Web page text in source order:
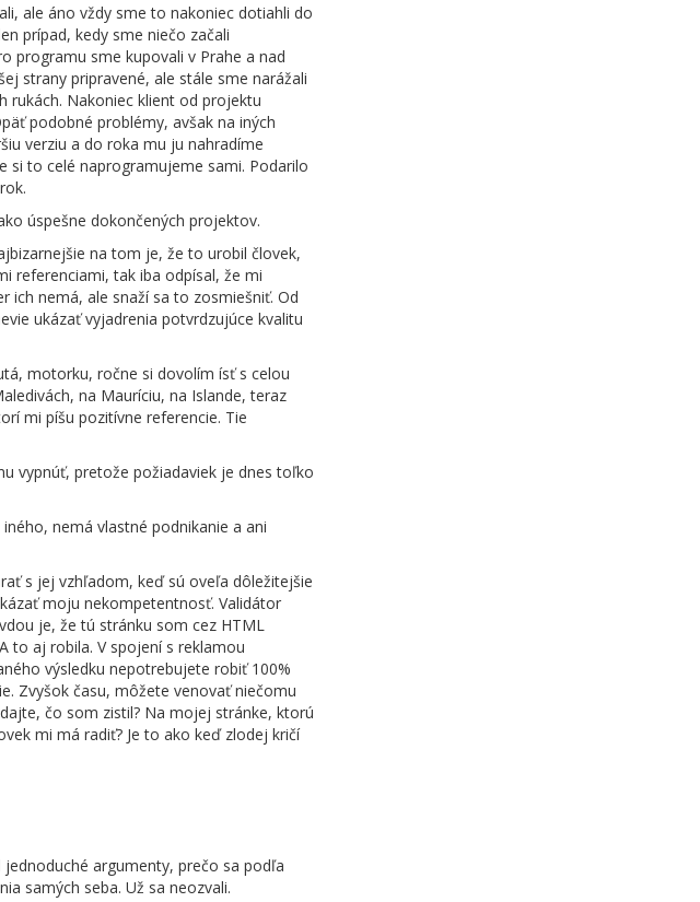
ale áno vždy sme to nakoniec dotiahli do
prípad, kedy sme niečo začali
programu sme kupovali v Prahe a nad
strany pripravené, ale stále sme narážali
rukách. Nakoniec klient od projektu
podobné problémy, avšak na iných
verziu a do roka mu ju nahradíme
si to celé naprogramujeme sami. Podarilo
úspešne dokončených projektov.
na tom je, že to urobil človek,
referenciami, tak iba odpísal, že mi
ich nemá, ale snaží sa to zosmiešniť. Od
ukázať vyjadrenia potvrdzujúce kvalitu
motorku, ročne si dovolím ísť s celou
na Mauríciu, na Islande, teraz
mi píšu pozitívne referencie. Tie
vypnúť, pretože požiadaviek je dnes toľko
nemá vlastné podnikanie a ani
s jej vzhľadom, keď sú oveľa dôležitejšie
moju nekompetentnosť. Validátor
je, že tú stránku som cez HTML
to aj robila. V spojení s reklamou
výsledku nepotrebujete robiť 100%
Zvyšok času, môžete venovať niečomu
čo som zistil? Na mojej stránke, ktorú
mi má radiť? Je to ako keď zlodej kričí
argumenty, prečo sa podľa
samých seba. Už sa neozvali.